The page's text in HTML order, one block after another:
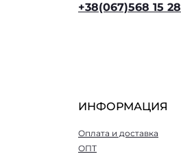
+38(067)568 15 28
ИНФОРМАЦИЯ
Оплата и доставка
ОПТ